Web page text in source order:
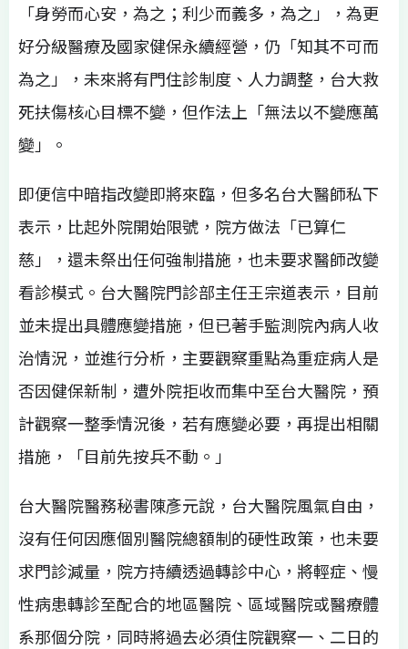
「身勞而心安，為之；利少而義多，為之」，為更
好分級醫療及國家健保永續經營，仍「知其不可而
為之」，未來將有門住診制度、人力調整，台大救
死扶傷核心目標不變，但作法上「無法以不變應萬
變」。
即便信中暗指改變即將來臨，但多名台大醫師私下
表示，比起外院開始限號，院方做法「已算仁
慈」，還未祭出任何強制措施，也未要求醫師改變
看診模式。台大醫院門診部主任王宗道表示，目前
並未提出具體應變措施，但已著手監測院內病人收
治情況，並進行分析，主要觀察重點為重症病人是
否因健保新制，遭外院拒收而集中至台大醫院，預
計觀察一整季情況後，若有應變必要，再提出相關
措施，「目前先按兵不動。」
台大醫院醫務秘書陳彥元說，台大醫院風氣自由，
沒有任何因應個別醫院總額制的硬性政策，也未要
求門診減量，院方持續透過轉診中心，將輕症、慢
性病患轉診至配合的地區醫院、區域醫院或醫療體
系那個分院，同時將過去必須住院觀察一、二日的